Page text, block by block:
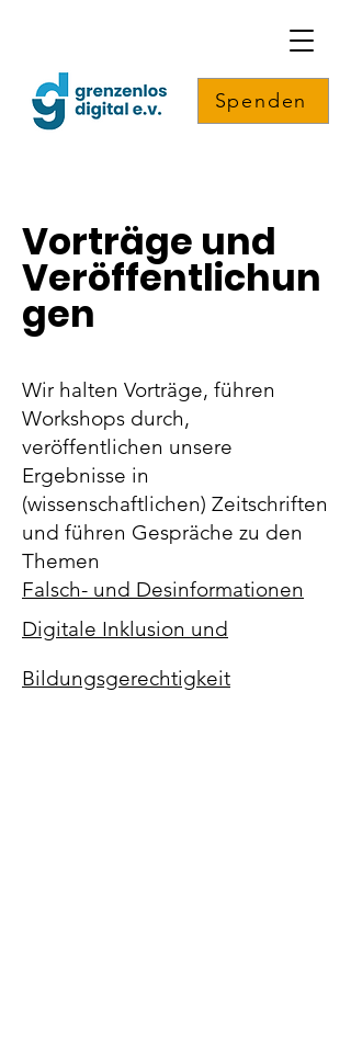
Spenden
Vorträge und
Veröffentlichun
gen
Wir halten Vorträge, führen
Workshops durch,
veröffentlichen unsere
Ergebnisse in
(wissenschaftlichen) Zeitschriften
und führen Gespräche zu den
Themen
Falsch- und Desinformationen
Digitale Inklusion und
Bildungsgerechtigkeit